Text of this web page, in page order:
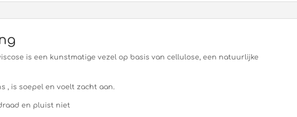
is een kunstmatige vezel op basis van cellulose, een natuurlijke
, is soepel en voelt zacht aan.
en pluist niet